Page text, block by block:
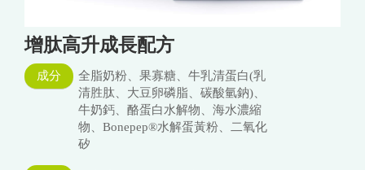
增肽高升成長配方
成分
全脂奶粉、果寡糖、牛乳清蛋白(乳
清胜肽、大豆卵磷脂、碳酸氫鈉)、
牛奶鈣、酪蛋白水解物、海水濃縮
物、Bonepep®水解蛋黃粉、二氧化
矽